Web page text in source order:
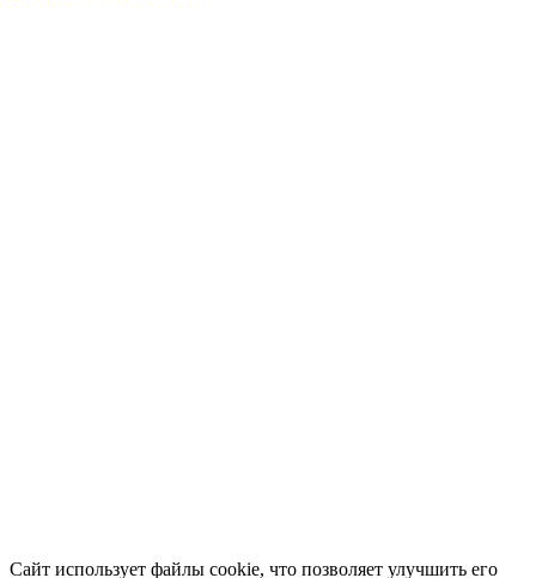
Сайт использует файлы cookie, что позволяет улучшить его